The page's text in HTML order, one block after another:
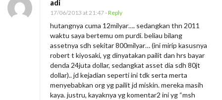
adi
17/06/2013 at 21:47- Reply
hutangnya cuma 12milyar…. sedangkan thn 2011
waktu saya bertemu om purdi. beliau bilang
assetnya sdh sekitar 800milyar… (ini mirip kasusnya
robert t kiyosaki, yg dinyatakan pailit dan hrs bayar
denda 24juta dollar, sedangkat asset dia sdh 80jt
dollar).. jd kejadian seperti ini tdk serta merta
menyebabkan org yg pailit jd miskin. mereka masih
kaya. justru, kayaknya yg komentar2 ini yg “msh